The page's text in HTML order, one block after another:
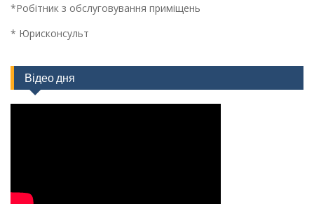
*Робітник з обслуговування приміщень
* Юрисконсульт
Відео дня